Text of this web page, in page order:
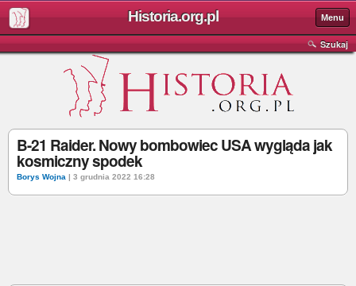
Historia.org.pl Menu
Szukaj
B-21 Raider. Nowy bombowiec USA wygląda jak
kosmiczny spodek
Borys Wojna | 3 grudnia 2022 16:28